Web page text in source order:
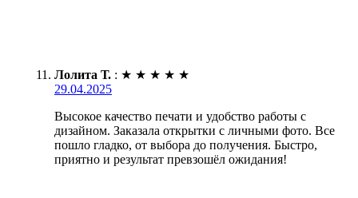
Лолита Т. : ★ ★ ★ ★ ★
29.04.2025
Высокое качество печати и удобство работы с
дизайном. Заказала открытки с личными фото. Все
пошло гладко, от выбора до получения. Быстро,
приятно и результат превзошёл ожидания!